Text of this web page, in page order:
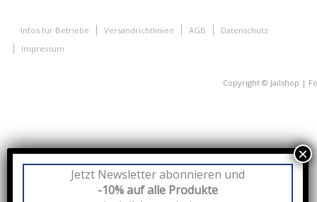
Infos für Betriebe Versandrichtlinien AGB
Datenschutz
Impressum
Jetzt Newsletter abonnieren und
-10% auf alle Produkte